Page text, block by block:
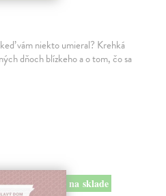
vám niekto umieral? Krehká
dňoch blízkeho a o tom, čo sa
na sklade